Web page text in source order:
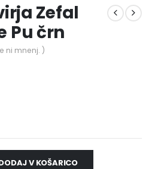
Zefal
Pu črn
ni mnenj. )
V KOŠARICO